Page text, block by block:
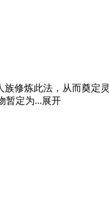
修炼此法，从而奠定
暂定为...展开